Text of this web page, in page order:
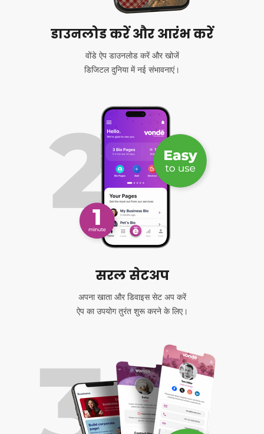
डाउनलोड करें और आरंभ करें
वोंडे ऐप डाउनलोड करें और खोजें
डिजिटल दुनिया में नई संभावनाएं।
सरल सेटअप
अपना खाता और डिवाइस सेट अप करें
ऐप का उपयोग तुरंत शुरू करने के लिए।